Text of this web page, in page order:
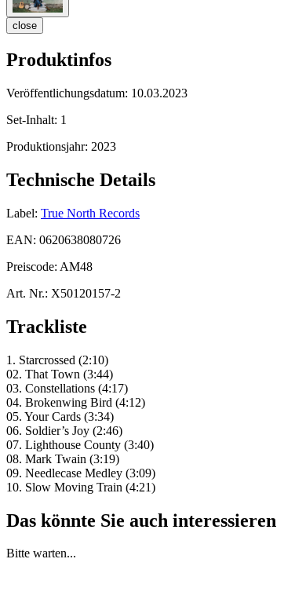
close
Produktinfos
Veröffentlichungsdatum: 10.03.2023
Set-Inhalt: 1
Produktionsjahr: 2023
Technische Details
Label: True North Records
EAN: 0620638080726
Preiscode: AM48
Art. Nr.: X50120157-2
Trackliste
1. Starcrossed (2:10)
02. That Town (3:44)
03. Constellations (4:17)
04. Brokenwing Bird (4:12)
05. Your Cards (3:34)
06. Soldier’s Joy (2:46)
07. Lighthouse County (3:40)
08. Mark Twain (3:19)
09. Needlecase Medley (3:09)
10. Slow Moving Train (4:21)
Das könnte Sie auch interessieren
Bitte warten...